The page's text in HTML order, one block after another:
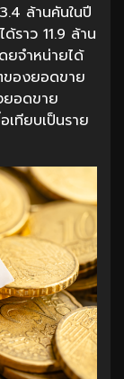
ล้านคันในปี
ราว 11.9 ล้าน
ยจำหน่ายได้
ของยอดขาย
ยอดขาย
ทียบเป็นราย